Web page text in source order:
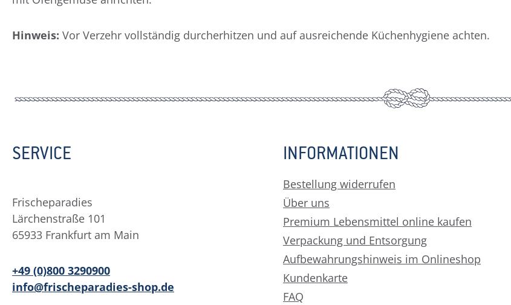
Hinweis: Vor Verzehr vollständig durcherhitzen und auf ausreichende Küchenhygiene achten.
SERVICE
Frischeparadies
Lärchenstraße 101
65933 Frankfurt am Main
+49 (0)800 3290900
info@frischeparadies-shop.de
INFORMATIONEN
Bestellung widerrufen
Über uns
Premium Lebensmittel online kaufen
Verpackung und Entsorgung
Aufbewahrungshinweis im Onlineshop
Kundenkarte
FAQ